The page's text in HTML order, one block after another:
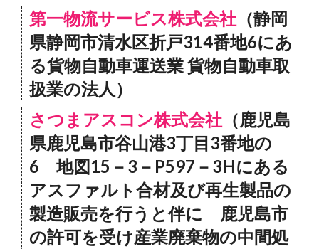
第一物流サービス株式会社 （静岡
県静岡市清水区折戸314番地6にあ
る貨物自動車運送業 貨物自動車取
扱業の法人）
さつまアスコン株式会社 （鹿児島
県鹿児島市谷山港3丁目3番地の
6 地図15－3－P597－3Hにある
アスファルト合材及び再生製品の
製造販売を行うと伴に 鹿児島市
の許可を受け産業廃棄物の中間処